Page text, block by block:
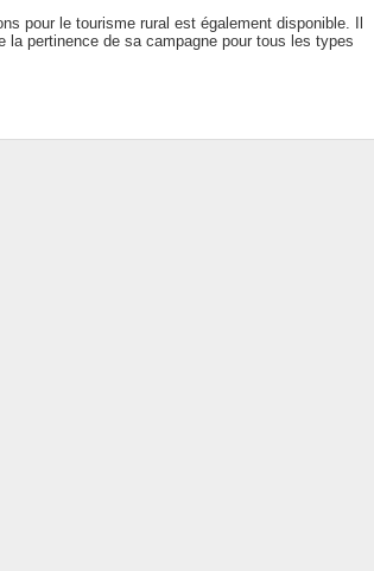
pour le tourisme rural est également disponible. Il
la pertinence de sa campagne pour tous les types